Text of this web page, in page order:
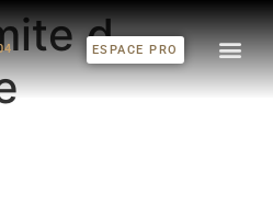
ESPACE PRO
d